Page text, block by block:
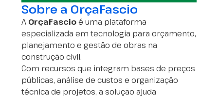
Sobre a OrçaFascio
A OrçaFascioé uma plataforma
especializada em tecnologia para orçamento,
planejamento e gestão de obras na
construção civil.
Com recursos que integram bases de preços
públicas, análise de custos e organização
técnica de projetos, a solução ajuda